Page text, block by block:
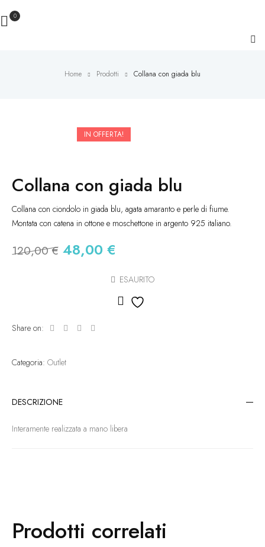
0
Home Prodotti Collana con giada blu
IN OFFERTA!
Collana con giada blu
Collana con ciondolo in giada blu, agata amaranto e perle di fiume.
Montata con catena in ottone e moschettone in argento 925 italiano.
120,00€ 48,00 €
ESAURITO
Share on:
Categoria: Outlet
DESCRIZIONE
Interamente realizzata a mano libera
Prodotti correlati